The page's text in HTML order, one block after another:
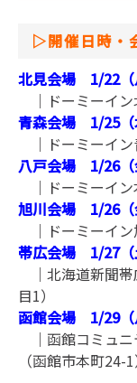
▷開催日時・
北見会場 1/22（
｜ドーミーイン
青森会場 1/25（
｜ドーミーイン
八戸会場 1/26
｜ドーミーイン
旭川会場 1/26（
｜ドーミーイン
帯広会場 1/27（
｜北海道新聞
目1）
函館会場 1/29（
｜函館コミュ
（函館市本町24-1